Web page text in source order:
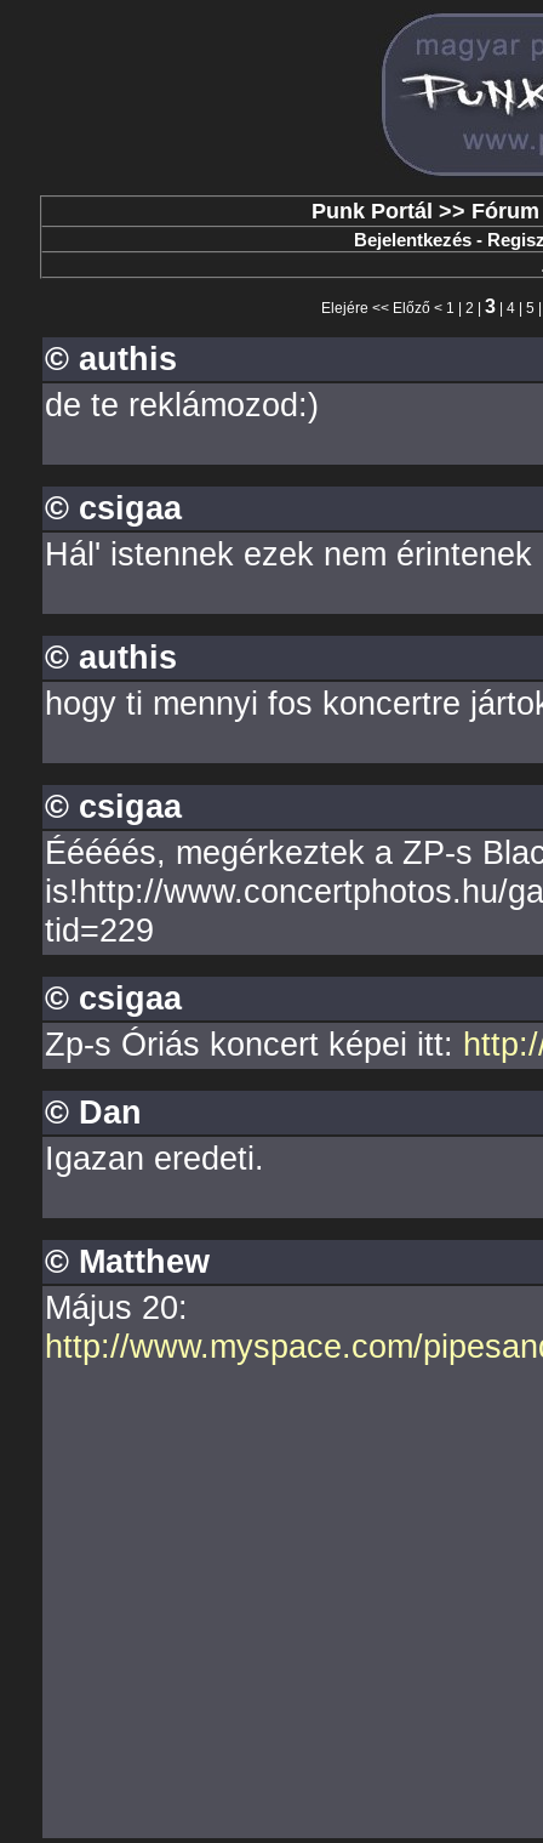
Punk Portál >> Fórum
Bejelentkezés -
Elejére << Előző < 1 2 3 4 5
© authis
de te reklámozod:)
© csigaa
Hál' istennek ezek nem érintenek
© authis
hogy ti mennyi fos koncertre
© csigaa
Ééééés, megérkeztek a ZP-s
is!http://www.concertphotos.hu/
tid=229
© csigaa
Zp-s Óriás koncert képei itt:
© Dan
Igazan eredeti.
© Matthew
Május 20:
http://www.myspace.com/